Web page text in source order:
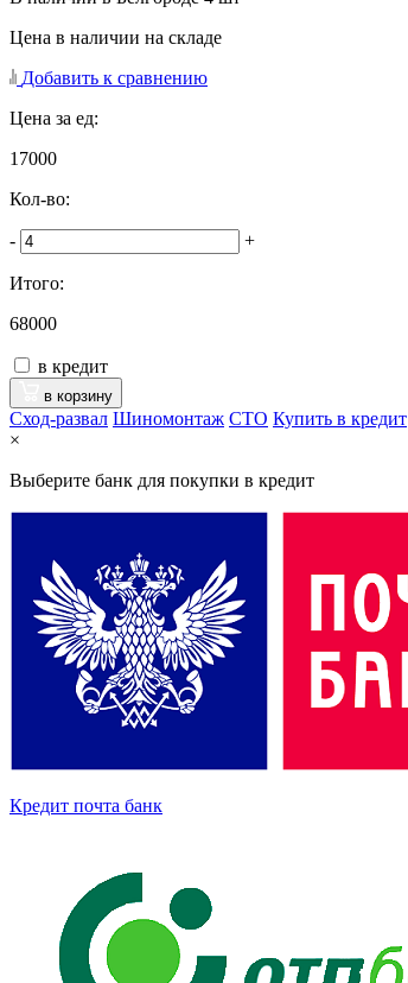
Цена в наличии на складе
Добавить к сравнению
Цена за ед:
17000
Кол-во:
- +
Итого:
68000
в кредит
в корзину
Сход-развал Шиномонтаж CTO Купить в кредит
×
Выберите банк для покупки в кредит
Кредит почта банк